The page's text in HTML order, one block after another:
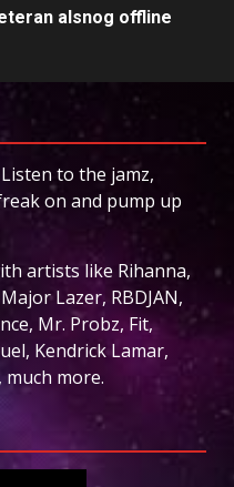
alsnog offline
to the jamz,
on and pump up
artists like Rihanna,
Lazer, RBDJAN,
Mr. Probz, Fit,
Kendrick Lamar,
much more.